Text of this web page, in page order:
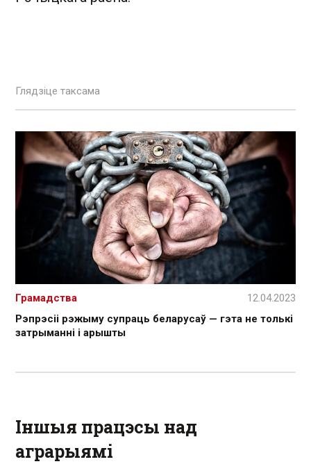
Глядзіце таксама
Рэпрэсіі рэжыму супраць беларусаў — гэта не толькі
затрыманні і арышты
Грамадства 12.04.2023
Іншыя працэсы над
аграрыямі